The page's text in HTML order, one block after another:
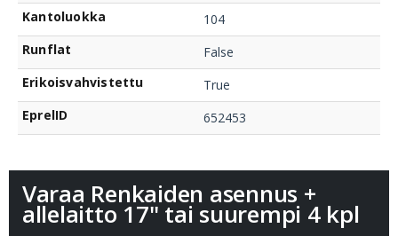
Kantoluokka
104
Runflat
False
Erikoisvahvistettu
True
EprelID
652453
Varaa Renkaiden asennus +
allelaitto 17" tai suurempi 4 kpl